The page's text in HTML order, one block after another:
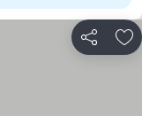
Jaa